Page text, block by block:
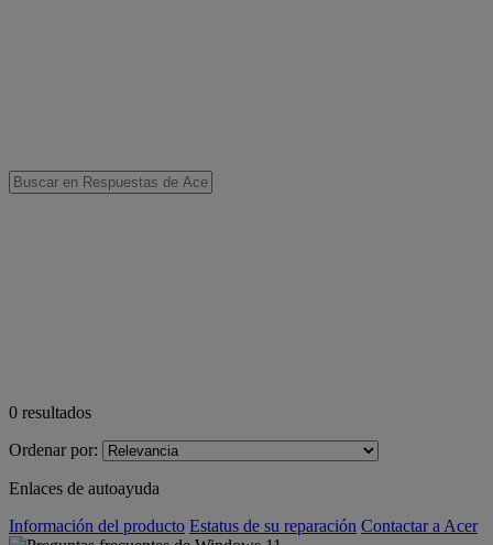
0 resultados
Ordenar por:
Enlaces de autoayuda
Información del producto Estatus de su reparación Contactar a Acer